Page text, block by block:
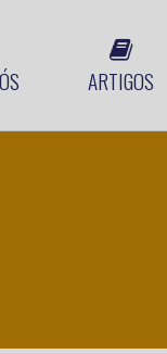
ARTIGOS